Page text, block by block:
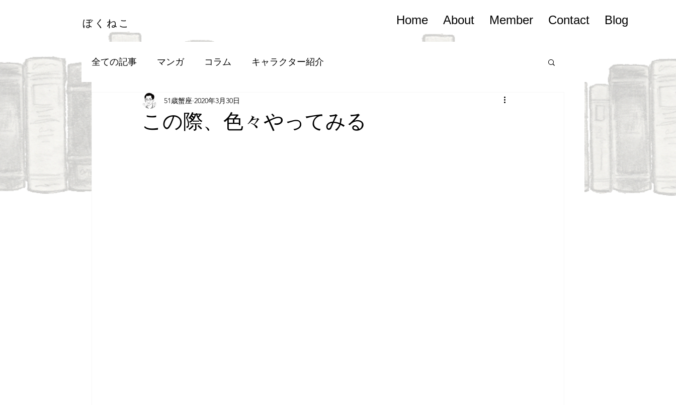
ぼくねこ Home About Member Contact Blog
全ての記事 マンガ コラム キャラクター紹介
この際、色々やってみる
51歳蟹座 2020年3月30日